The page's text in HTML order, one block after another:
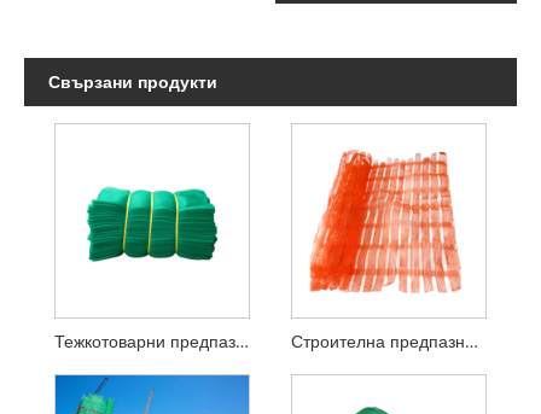
Свързани продукти
Тежкотоварни предпазни мрежи Строителна предпазна мрежа за сграда